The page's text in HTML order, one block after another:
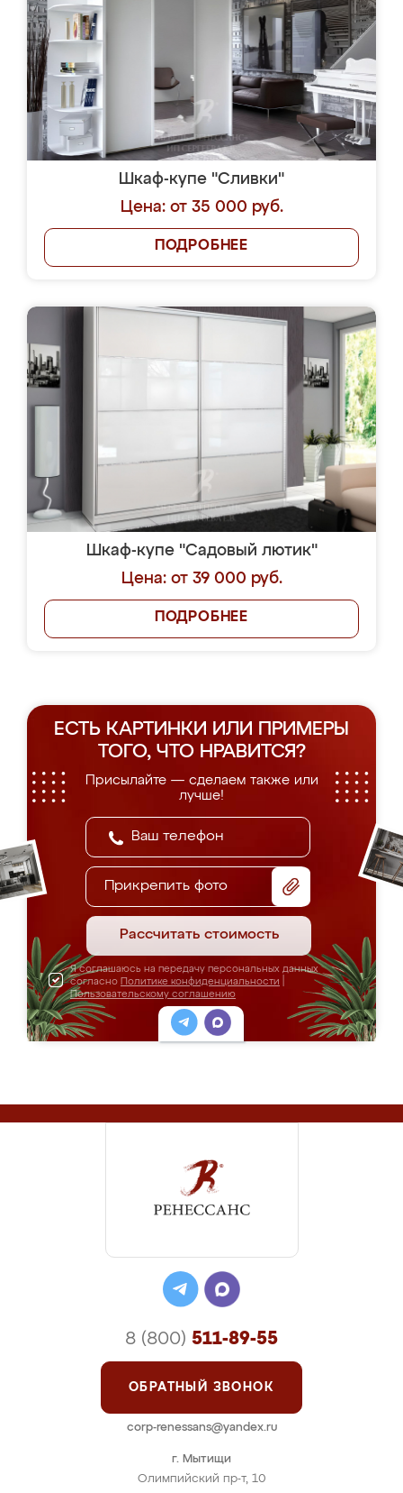
Шкаф-купе "Сливки"
Цена: от 35 000 руб.
ПОДРОБНЕЕ
Шкаф-купе "Садовый лютик"
Цена: от 39 000 руб.
ПОДРОБНЕЕ
ЕСТЬ КАРТИНКИ ИЛИ ПРИМЕРЫ
ТОГО, ЧТО НРАВИТСЯ?
Присылайте — сделаем также или
лучше!
Прикрепить фото
Рассчитать стоимость
Я соглашаюсь на передачу персональных данных
согласно Политике конфиденциальности
Пользовательскому соглашению
г. Мытищи
Олимпийский пр-т, 10
8 (800) 511-89-55
ОБРАТНЫЙ ЗВОНОК
corp-renessans@yandex.ru